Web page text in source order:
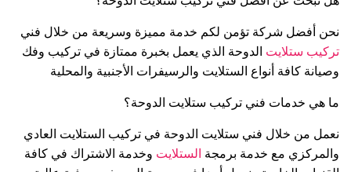
نحن أفضل شركة تؤمن لكم خدمة مميزة وسريعة من خلال فني
تركيب ستلايت الدوحة الذي يعمل بخبرة ممتازة في تركيب وفك
وصيانة كافة أنواع الستلايت والرسيفرات الأجنبية والمحلية
ما هي خدمات فني تركيب ستلايت الدوحة؟
نعمل من خلال فني ستلايت الدوحة في تركيب الستلايت العادي
والمركزي مع خدمة برمجة الستلايت وخدمة الاشتراك في كافة